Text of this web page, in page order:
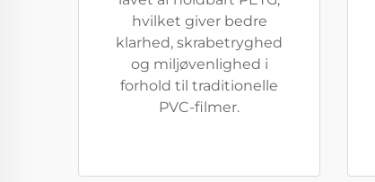
hvilket giver bedre
klarhed, skrabetryghed
og miljøvenlighed i
forhold til traditionelle
PVC-filmer.